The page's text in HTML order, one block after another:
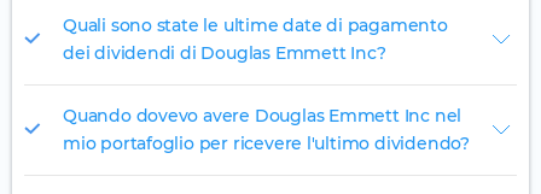
Quali sono state le ultime date di pagamento
dei dividendi di Douglas Emmett Inc?
Quando dovevo avere Douglas Emmett Inc nel
mio portafoglio per ricevere l'ultimo dividendo?